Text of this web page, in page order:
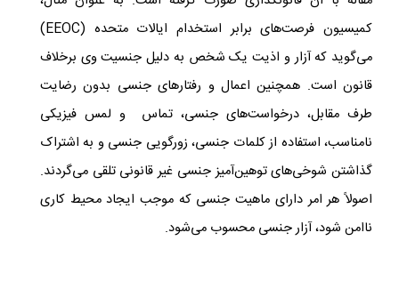
کمیسیون فرصت‌های برابر استخدام ایالات متحده EEOC)
)
می‌گوید که آزار و اذیت یک شخص به دلیل جنسیت وی برخلاف
قانون است. همچنین اعمال و رفتارهای جنسی بدون رضایت
طرف مقابل، درخواست‌های جنسی، تماس و لمس فیزیکی
نامناسب، استفاده از کلمات جنسی، زورگویی جنسی و به اشتراک
گذاشتن شوخی‌های توهین‌آمیز جنسی غیر قانونی تلقی می‌گردند.
اصولاً هر امر دارای ماهیت جنسی که موجب ایجاد محیط کاری
ناامن شود، آزار جنسی محسوب می‌شود.